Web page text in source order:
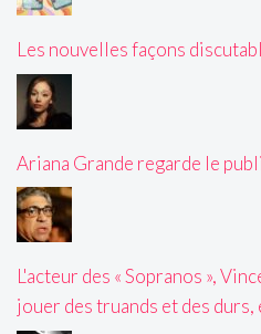
Les nouvelles façons
Ariana Grande regarde le
L'acteur des « Sopranos »,
jouer des truands et des durs,